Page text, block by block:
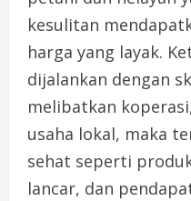
kesulitan
harga yang layak.
dijalankan dengan
melibatkan
usaha lokal, maka
sehat seperti
lancar, dan